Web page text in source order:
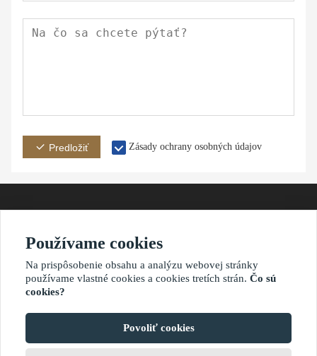
Predložiť Zásady ochrany osobných údajov
adresát Email
?2021 waimaoniu.net
Používame cookies
Na prispôsobenie obsahu a analýzu webovej stránky
používame vlastné cookies a cookies tretích strán. Čo sú
cookies?
Povoliť cookies